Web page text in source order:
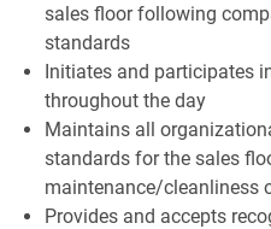
sales floor following
standards
Initiates and participates
throughout the day
Maintains all
standards for the sales
maintenance/cleanliness
Provides and accepts